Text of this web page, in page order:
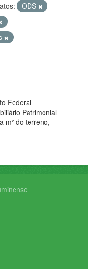
ODS
Federal
Patrimonial
m² do terreno,